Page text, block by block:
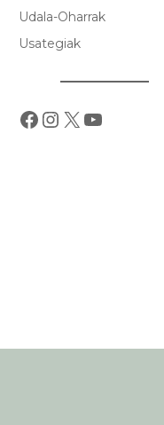
Udala-Oharrak
Usategiak
Facebook
Instagram
X YouTube